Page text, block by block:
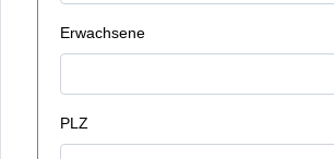
Erwachsene
PLZ